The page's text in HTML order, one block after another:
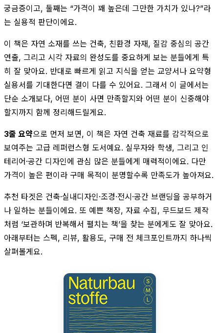
궁금증이고, 둘째는 “가격이 꽤 높은데 그만한 가치가 있나?”라
는 실용적 판단이에요.
이 책은 자연 소재를 쓰는 건축, 친환경 자재, 질감 중심의 공간
연출, 그리고 시각 자료의 완성도를 중요하게 보는 분들에게 특
히 잘 맞아요. 반대로 빠르게 읽고 지식을 얻는 교양서나 요약형
실용서를 기대한다면 결이 다를 수 있어요. 그래서 이 글에서는
단순 소개보다, 어떤 분이 사면 만족할지와 어떤 분이 신중해야
할지까지 함께 정리해드릴게요.
3줄 요약으로 먼저 보면, 이 책은 자연 건축 재료를 감각적으로
보여주는 고급 레퍼런스형 도서예요. 실무자와 학생, 그리고 인
테리어·공간 디자인에 관심 많은 분들에게 매력적이에요. 다만
가격이 높은 편이라 구매 목적이 분명할수록 만족도가 높아져요.
추천 타겟은 건축·실내디자인·조경·전시·공간 브랜딩을 공부하거
나 일하는 분들이에요. 또 예쁜 책장, 자료 수집, 무드보드 제작
처럼 ‘보관하며 반복해서 펼치는 책’을 찾는 분에게도 잘 맞아요.
아래부터는 스펙, 리뷰, 활용도, 구매 전 체크포인트까지 하나씩
살펴볼게요.